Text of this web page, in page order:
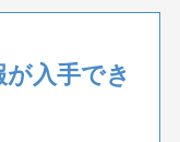
入手でき